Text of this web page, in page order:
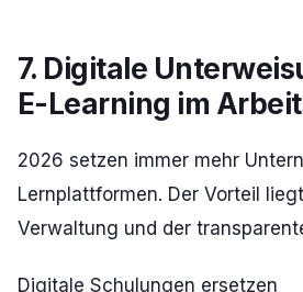
7. Digitale
E-Learning im
2026 setzen immer mehr
Lernplattformen. Der Vorteil
Verwaltung und der
Digitale Schulungen ersetzen